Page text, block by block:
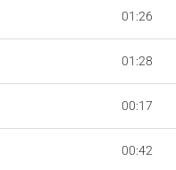
01:26
01:28
00:17
00:42